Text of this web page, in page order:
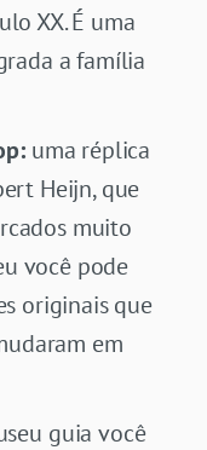
XX. É uma
a família
uma réplica
Heijn, que
muito
você pode
originais que
em
guia você